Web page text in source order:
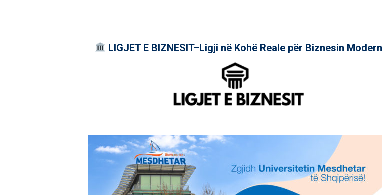
LIGJET E BIZNESIT–Ligji në Kohë Reale për Biznesin Modern